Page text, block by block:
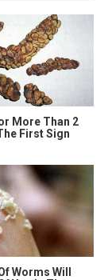
More Than 2
First Sign
Worms Will